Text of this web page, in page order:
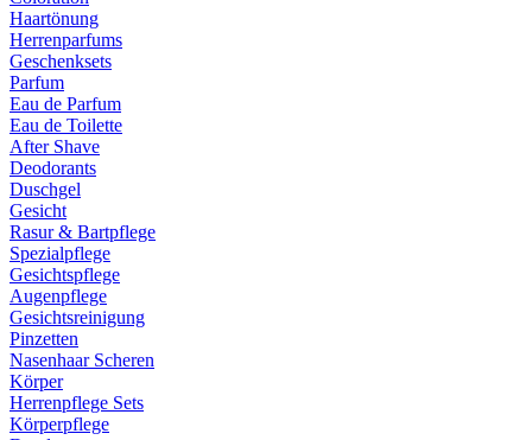
Haartönung
Herrenparfums
Geschenksets
Parfum
Eau de Parfum
Eau de Toilette
After Shave
Deodorants
Duschgel
Gesicht
Rasur & Bartpflege
Spezialpflege
Gesichtspflege
Augenpflege
Gesichtsreinigung
Pinzetten
Nasenhaar Scheren
Körper
Herrenpflege Sets
Körperpflege